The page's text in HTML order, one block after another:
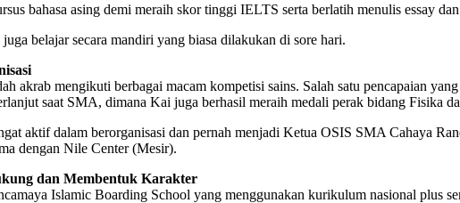
bahasa asing demi meraih skor tinggi IELTS serta berlatih menulis essay
belajar secara mandiri yang biasa dilakukan di sore hari.
akrab mengikuti berbagai macam kompetisi sains. Salah satu pencapaian
saat SMA, dimana Kai juga berhasil meraih medali perak bidang Fisika
aktif dalam berorganisasi dan pernah menjadi Ketua OSIS SMA Cahaya
dengan Nile Center (Mesir).
dan Membentuk Karakter
Islamic Boarding School yang menggunakan kurikulum nasional plus